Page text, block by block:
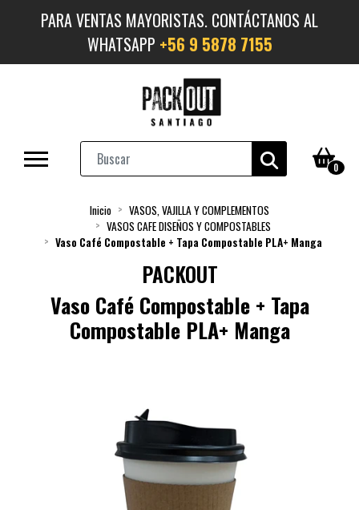
PARA VENTAS MAYORISTAS. CONTÁCTANOS AL
WHATSAPP +56 9 5878 7155
0
Inicio
VASOS, VAJILLA Y COMPLEMENTOS
VASOS CAFE DISEÑOS Y COMPOSTABLES
Vaso Café Compostable + Tapa Compostable PLA+ Manga
PACKOUT
Vaso Café Compostable + Tapa
Compostable PLA+ Manga